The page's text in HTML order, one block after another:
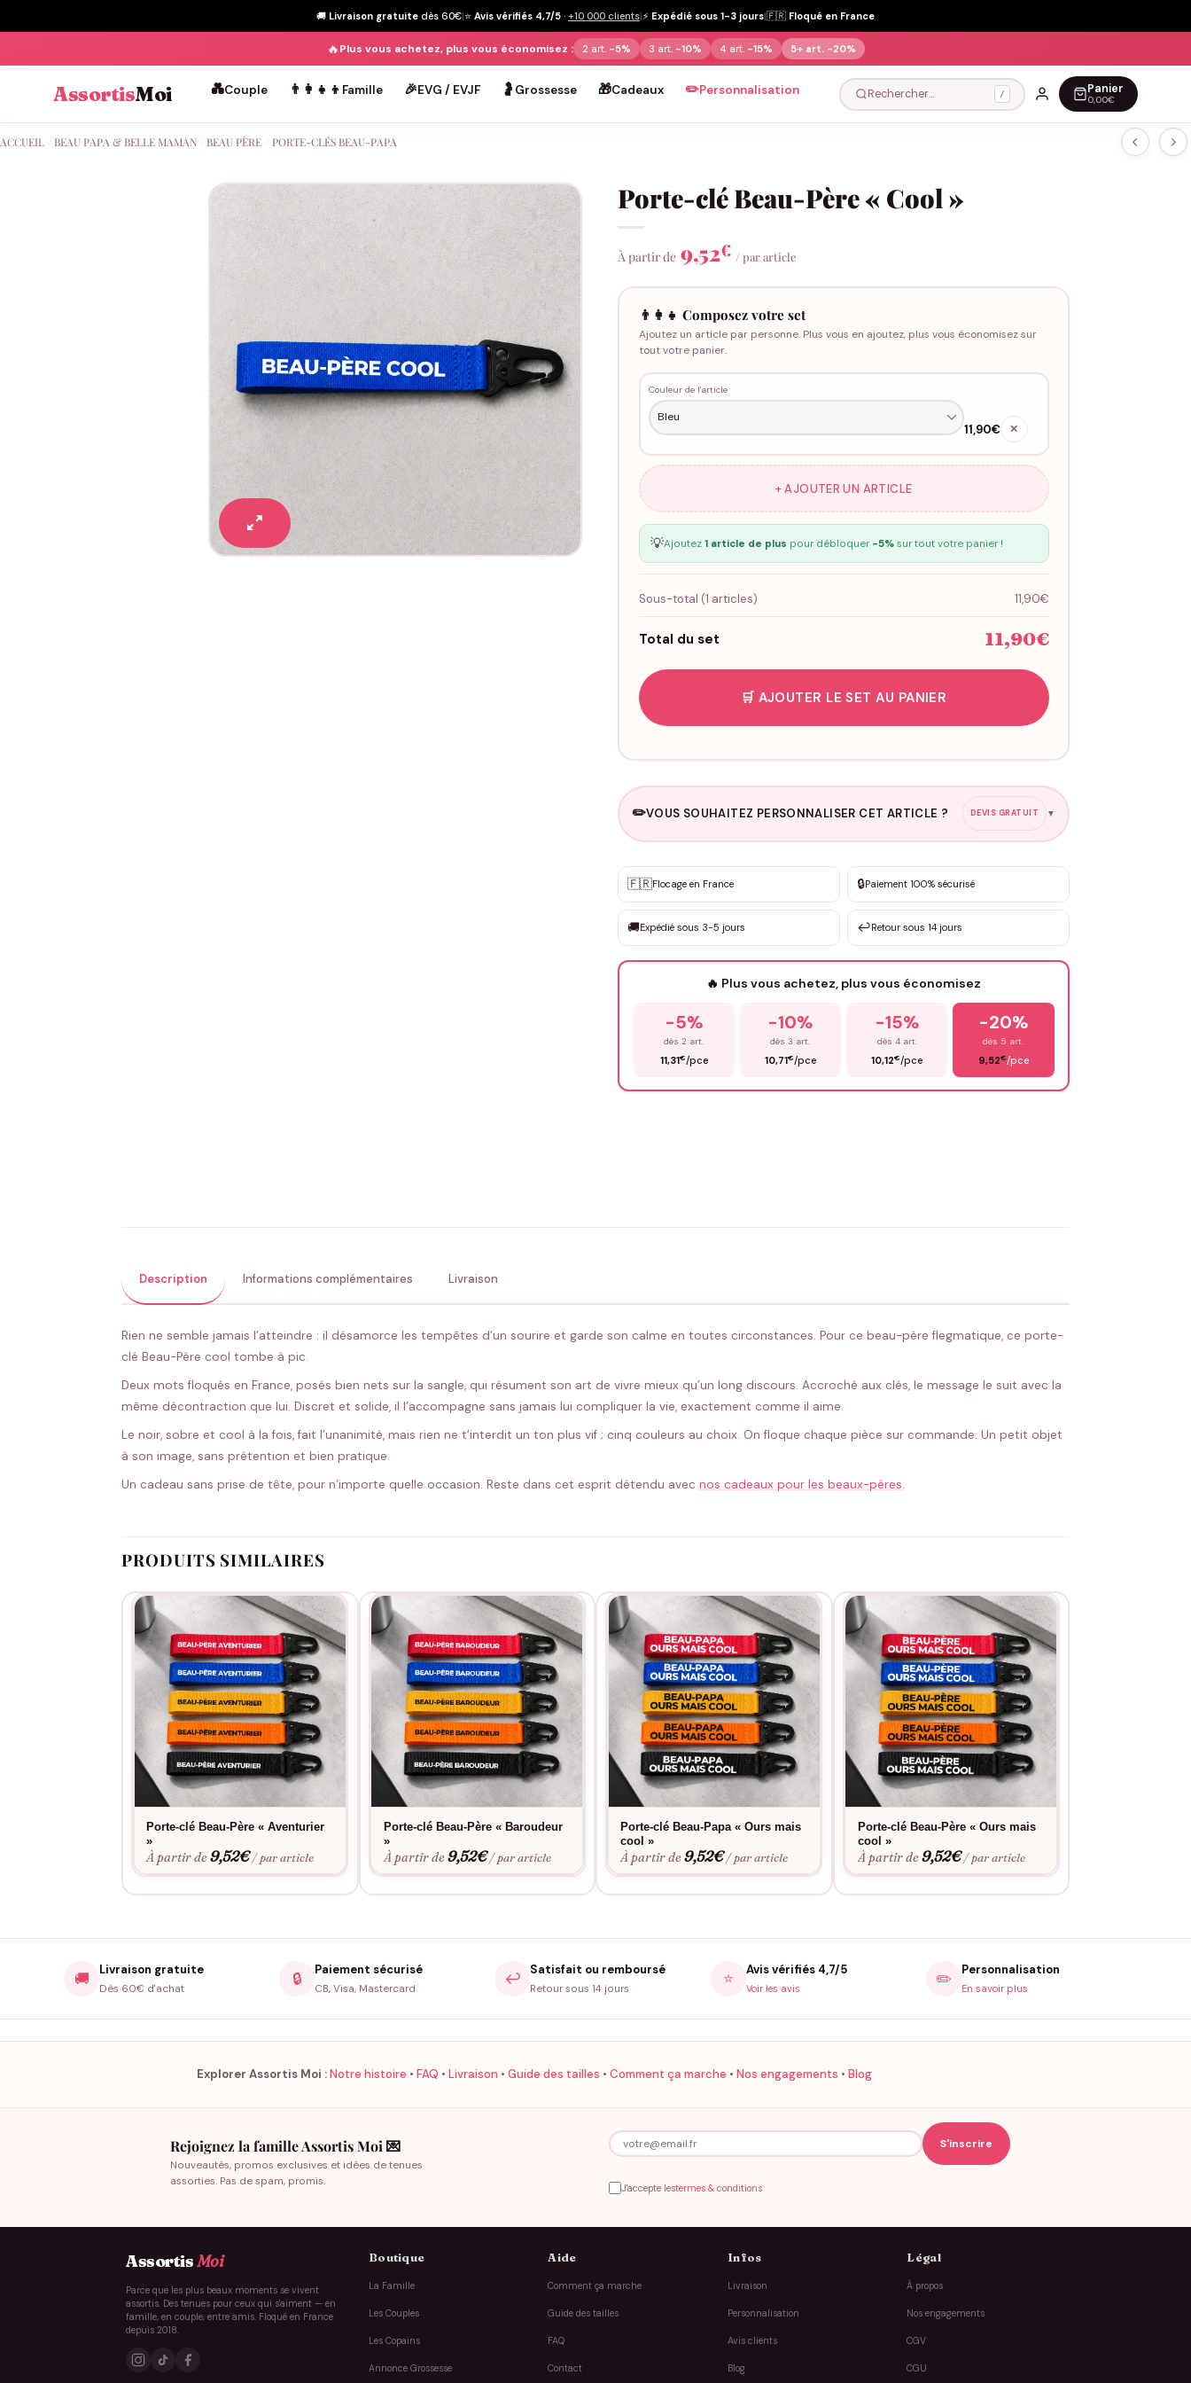
🚚 Livraison gratuite dès 60€|⭐ Avis vérifiés 4,7/5 · +10 000 clients|⚡ Expédié sous 1-3 jours|🇫🇷 Floqué en France
🔥Plus vous achetez, plus vous économisez : 2 art. -5% 3 art. -10% 4 art. -15% 5+ art. -20%
AssortisMoi 💑Couple 👨‍👩‍👧‍👦 Famille 🎉EVG / EVJF 🤰 Grossesse 🎁Cadeaux ✏️Personnalisation Rechercher… / Panier
0,00€
ACCUEIL BEAU PAPA & BELLE MAMAN BEAU PÈRE PORTE-CLÉS BEAU-PAPA
Porte-clé Beau-Père « Cool »
À partir de 9,52€ / par article
👨‍👩‍👧 Composez votre set
Ajoutez un article par personne. Plus vous en ajoutez, plus vous économisez sur
tout votre panier.
Couleur de l'article
11,90€ ✕
+ AJOUTER UN ARTICLE
💡Ajoutez 1 article de plus pour débloquer -5%sur tout votre panier !
Sous-total (1 articles) 11,90€
Total du set 11,90€
🛒 AJOUTER LE SET AU PANIER
✏️VOUS SOUHAITEZ PERSONNALISER CET ARTICLE ? DEVIS GRATUIT ▼
✨ Personnalisation sur mesure
DEVIS GRATUIT · Personnalisation de 3 à 10€ selon la demande
Que souhaitez-vous ?
🇫🇷Flocage en France 🔒Paiement 100% sécurisé
🚚Expédié sous 3-5 jours ↩️Retour sous 14 jours
🔥 Plus vous achetez, plus vous économisez
-5%
dès 2 art.
11,31€/pce
-10%
dès 3 art.
10,71€/pce
-15%
dès 4 art.
10,12€/pce
-20%
dès 5 art.
9,52€/pce
Description Informations complémentaires Livraison
Rien ne semble jamais l’atteindre : il désamorce les tempêtes d’un sourire et garde son calme en toutes circonstances. Pour ce beau-père flegmatique, ce porte-
clé Beau-Père cool tombe à pic.
Deux mots floqués en France, posés bien nets sur la sangle, qui résument son art de vivre mieux qu’un long discours. Accroché aux clés, le message le suit avec la
même décontraction que lui. Discret et solide, il l’accompagne sans jamais lui compliquer la vie, exactement comme il aime.
Le noir, sobre et cool à la fois, fait l’unanimité, mais rien ne t’interdit un ton plus vif ; cinq couleurs au choix. On floque chaque pièce sur commande. Un petit objet
à son image, sans prétention et bien pratique.
Un cadeau sans prise de tête, pour n’importe quelle occasion. Reste dans cet esprit détendu avec nos cadeaux pour les beaux-pères.
PRODUITS SIMILAIRES
Porte-clé Beau-Père « Aventurier
»
À partir de9,52€ / par article
Porte-clé Beau-Père « Baroudeur
»
À partir de9,52€ / par article
Porte-clé Beau-Papa « Ours mais
cool »
À partir de9,52€ / par article
Porte-clé Beau-Père « Ours mais
cool »
À partir de9,52€ / par article
🚚 Livraison gratuite
Dès 60€ d'achat
🔒 Paiement sécurisé
CB, Visa, Mastercard
↩️ Satisfait ou remboursé
Retour sous 14 jours
⭐ Avis vérifiés 4,7/5
Voir les avis ✏️ Personnalisation
En savoir plus
Explorer Assortis Moi :Notre histoire • FAQ • Livraison • Guide des tailles • Comment ça marche • Nos engagements • Blog
Rejoignez la famille Assortis Moi 💌
Nouveautés, promos exclusives et idées de tenues
assorties. Pas de spam, promis.
J'accepte lestermes & conditions
AssortisMoi
Parce que les plus beaux moments se vivent
assortis. Des tenues pour ceux qui s'aiment — en
famille, en couple, entre amis. Floqué en France
depuis 2018.
Boutique
La Famille
Les Couples
Les Copains
Annonce Grossesse
Aide
Comment ça marche
Guide des tailles
FAQ
Contact
Infos
Livraison
Personnalisation
Avis clients
Blog
Légal
À propos
Nos engagements
CGV
CGU